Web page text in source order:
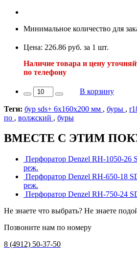
Минимальное количество для
Цена: 226.86 руб. за 1 шт.
Наличие товара и цену
по телефону
В корзину
Теги: бур sds+ 6х160х200 мм , буры ,
по , волжский , буры
ВМЕСТЕ С ЭТИМ
Перфоратор Denzel RH-1050-26
реж.
Перфоратор Denzel RH-650-18
реж.
Перфоратор Denzel RH-750-24
Не знаете что выбрать? Не знаете
Позвоните нам по номеру
8 (4912) 50-37-50